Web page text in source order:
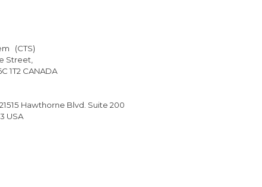
(CTS)
Street,
1T2 CANADA
Hawthorne Blvd. Suite 200
USA